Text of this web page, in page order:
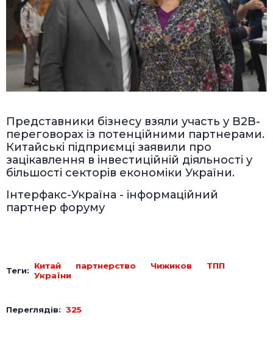
Представники бізнесу взяли участь у B2B-
переговорах із потенційними партнерами.
Китайські підприємці заявили про
зацікавлення в інвестиційній діяльності у
більшості секторів економіки України.
Інтерфакс-Україна - інформаційний
партнер форуму
Теги: Китай партнерство Чижиков
ТПП
України
Переглядів: 325